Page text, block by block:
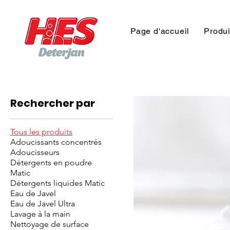
Page d'accueil
Rechercher par
Tous les produits
Adoucissants concentrés
Adoucisseurs
Détergents en poudre
Matic
Détergents liquides Matic
Eau de Javel
Eau de Javel Ultra
Lavage à la main
Nettoyage de surface